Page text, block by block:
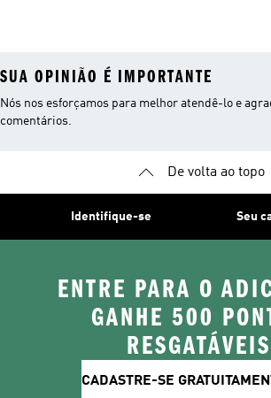
SUA OPINIÃO É IMPORTANTE
Nós nos esforçamos para melhor atendê-lo e
comentários.
De volta ao topo
Identifique-se Seu
ENTRE PARA O
GANHE 500
RESGATÁVEIS
CADASTRE-SE